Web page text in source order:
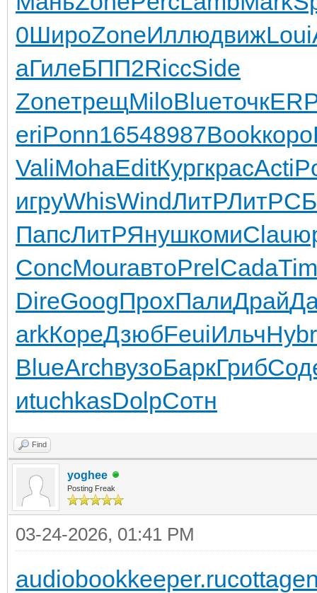
0ШироZoneИллюдвижLoui
аГилеБПП2RiccSide
ZoneтрещMiloBlueточк
eriPonn16548987Bookкоро
ValiMohaEditКургкрасActi
игруWhisWindЛитРЛитР
ПапсЛитРЯнушкомиClau
ConcMourавтоPrelCada
DireGoogПрохПалиДрай
arkКореДзюбFeuiИльчHybr
BlueArchвузоБаркГриб
иtuchkasDolpСотн
Find
yoghee
Posting Freak
03-24-2026, 01:41 PM
audiobookkeeper.ru